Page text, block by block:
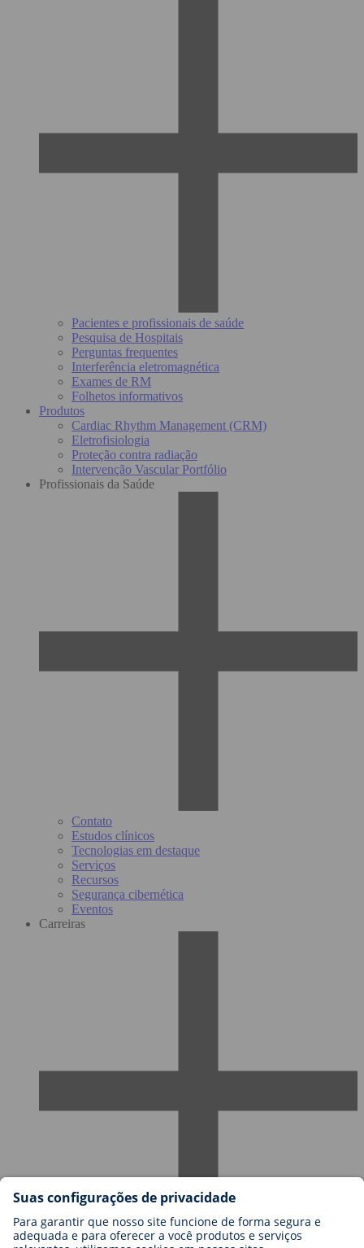
Pacientes e profissionais de saúde
Pesquisa de Hospitais
Perguntas frequentes
Interferência eletromagnética
Exames de RM
Folhetos informativos
Produtos
Cardiac Rhythm Management (CRM)
Eletrofisiologia
Proteção contra radiação
Intervenção Vascular Portfólio
Profissionais da Saúde
Contato
Estudos clínicos
Tecnologias em destaque
Serviços
Recursos
Segurança cibernética
Eventos
Carreiras